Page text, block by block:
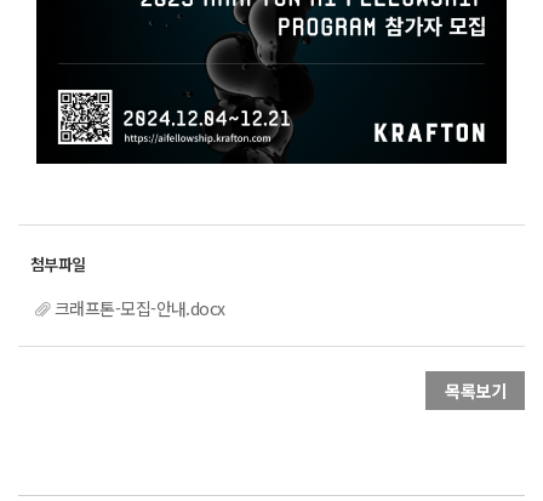
크래프톤-모집-안내.docx
목록보기